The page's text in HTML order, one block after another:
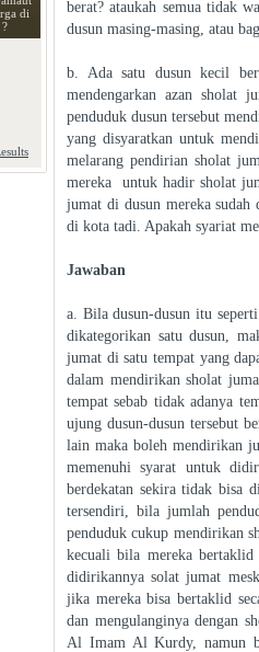
di
berat? ataukah semua tidak
dusun masing-masing, atau
b. Ada satu dusun kecil
mendengarkan azan sholat
penduduk dusun tersebut
yang disyaratkan untuk
melarang pendirian sholat
mereka untuk hadir sholat
jumat di dusun mereka
di kota tadi. Apakah syariat
Jawaban
a. Bila dusun-dusun itu
dikategorikan satu dusun,
jumat di satu tempat yang
dalam mendirikan sholat
tempat sebab tidak adanya
ujung dusun-dusun tersebut
lain maka boleh mendirikan
memenuhi syarat untuk
berdekatan sekira tidak bisa
tersendiri, bila jumlah
penduduk cukup mendirikan
kecuali bila mereka bertaklid
didirikannya solat jumat
jika mereka bisa bertaklid
dan mengulanginya dengan
Al Imam Al Kurdy, namun